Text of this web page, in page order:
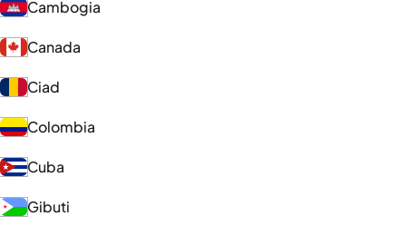
Cambogia
Canada
Ciad
Colombia
Cuba
Gibuti